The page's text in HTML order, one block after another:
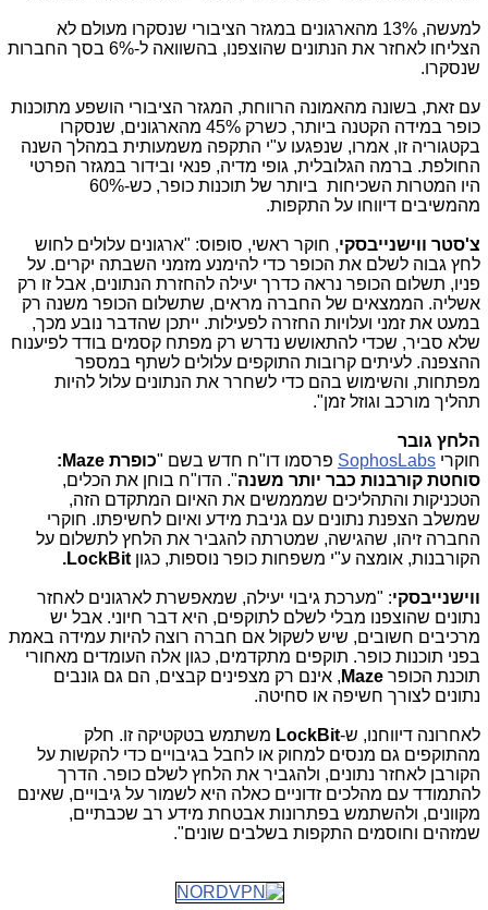
למעשה, 13% מהארגונים במגזר הציבורי שנסקרו מעולם לא
הצליחו לאחזר את הנתונים שהוצפנו, בהשוואה ל-6% בסך החברות
שנסקרו.
עם זאת, בשונה מהאמונה הרווחת, המגזר הציבורי הושפע מתוכנות
כופר במידה הקטנה ביותר, כשרק 45% מהארגונים, שנסקרו
בקטגוריה זו, אמרו, שנפגעו ע"י התקפה משמעותית במהלך השנה
החולפת. ברמה הגלובלית, גופי מדיה, פנאי ובידור במגזר הפרטי
היו המטרות השכיחות ביותר של תוכנות כופר, כש-60%
מהמשיבים דיווחו על התקפות.
צ'סטר ווישנייבסקי, חוקר ראשי, סופוס: "ארגונים עלולים לחוש
לחץ גבוה לשלם את הכופר כדי להימנע מזמני השבתה יקרים. על
פניו, תשלום הכופר נראה כדרך יעילה להחזרת הנתונים, אבל זו רק
אשליה. הממצאים של החברה מראים, שתשלום הכופר משנה רק
במעט את זמני ועלויות החזרה לפעילות. ייתכן שהדבר נובע מכך,
שלא סביר, שכדי להתאושש נדרש רק מפתח קסמים בודד לפיענוח
ההצפנה. לעיתים קרובות התוקפים עלולים לשתף במספר
מפתחות, והשימוש בהם כדי לשחרר את הנתונים עלול להיות
תהליך מורכב וגוזל זמן".
הלחץ גובר
חוקריSophosLabsפרסמו דו"ח חדש בשם " כופרתMaze
:
סוחטת קורבנות כבר יותר משנה". הדו"ח בוחן את הכלים,
הטכניקות והתהליכים שמממשים את האיום המתקדם הזה,
שמשלב הצפנת נתונים עם גניבת מידע ואיום לחשיפתו. חוקרי
החברה זיהו, שהגישה, שמטרתה להגביר את הלחץ לתשלום על
הקורבנות, אומצה ע"י משפחות כופר נוספות, כגוןLockBit
.
ווישנייבסקי: "מערכת גיבוי יעילה, שמאפשרת לארגונים לאחזר
נתונים שהוצפנו מבלי לשלם לתוקפים, היא דבר חיוני. אבל יש
מרכיבים חשובים, שיש לשקול אם חברה רוצה להיות עמידה באמת
בפני תוכנות כופר. תוקפים מתקדמים, כגון אלה העומדים מאחורי
תוכנת הכופרMaze, אינם רק מצפינים קבצים, הם גם גונבים
נתונים לצורך חשיפה או סחיטה.
לאחרונה דיווחנו, ש-LockBitמשתמש בטקטיקה זו. חלק
מהתוקפים גם מנסים למחוק או לחבל בגיבויים כדי להקשות על
הקורבן לאחזר נתונים, ולהגביר את הלחץ לשלם כופר. הדרך
להתמודד עם מהלכים זדוניים כאלה היא לשמור על גיבויים, שאינם
מקוונים, ולהשתמש בפתרונות אבטחת מידע רב שכבתיים,
שמזהים וחוסמים התקפות בשלבים שונים".